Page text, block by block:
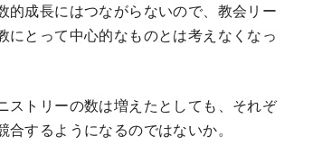
的成長にはつながらないので、教会リー
とって中心的なものとは考えなくなっ
ストリーの数は増えたとしても、それぞ
するようになるのではないか。